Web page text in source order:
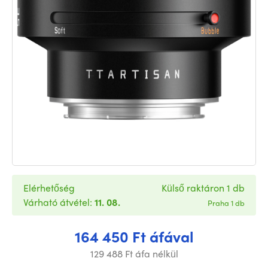
164 450 Ft áfával
129 488 Ft áfa nélkül
Elérhetőség
Várható átvétel: 11. 08.
Külső raktáron 1 db
Praha 1 db